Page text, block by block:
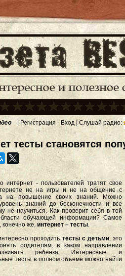
| Регистрация - Вход | Слушай радио:
тесты становятся
интернет - пользователей тратят свое
не на игры и не на общение с
на повышение своих знаний. Можно
знаний до бесконечности и все
не научиться. Как проверит себя в той
обучающей информации? Самое
конечно же, интернет – тесты.
проходитьтесты с детьми, это
родителям, в каком направлении
ребенка. Интересные и
тесты в полном объеме можно найти